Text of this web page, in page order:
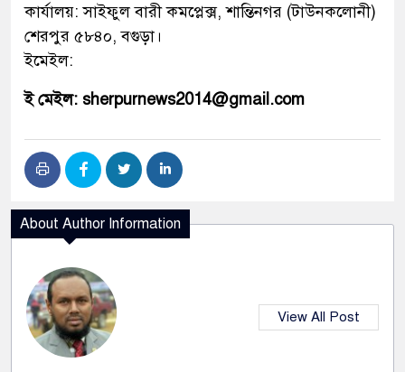
কার্যালয়: সাইফুল বারী কমপ্লেক্স, শান্তিনগর (টাউনকলোনী)
শেরপুর ৫৮৪০, বগুড়া।
ইমেইল:
ই মেইল: sherpurnews2014@gmail.com
About Author Information
View All Post